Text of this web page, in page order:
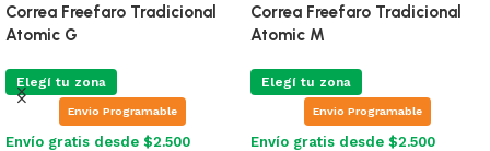
Correa Freefaro Tradicional
Atomic G
Elegí tu zona
Envio Programable
Envío gratis desde $2.500
Correa Freefaro Tradicional
Atomic M
Elegí tu zona
Envio Programable
Envío gratis desde $2.500